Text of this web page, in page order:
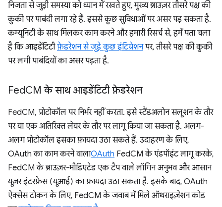
निजता से जुड़ी समस्या को ध्यान में रखते हुए, मुख्य ब्राउज़र तीसरे पक्ष की
कुकी पर पाबंदी लगा रहे हैं. इससे कुछ सुविधाओं पर असर पड़ सकता है.
कम्यूनिटी के साथ मिलकर काम करने और हमारी रिसर्च से, हमें पता चला
है कि आइडेंटिटीफ़ेडरेशन से जुड़े कुछ इंटिग्रेशनपर, तीसरे पक्ष की कुकी
पर लगी पाबंदियों का असर पड़ता है.
FedCM के साथ आइडेंटिटी फ़ेडरेशन
FedCM, प्रोटोकॉल पर निर्भर नहीं करता. इसे स्टैंडअलोन सलूशन के तौर
पर या एक अतिरिक्त लेयर के तौर पर लागू किया जा सकता है. अलग-
अलग प्रोटोकॉल इसका फ़ायदा उठा सकते हैं. उदाहरण के लिए,
OAuth का काम करने वालाOAuth FedCM के एंडपॉइंट लागू करके,
FedCM के ब्राउज़र-मीडिएटेड एक टैप वाले लॉगिन अनुभव और आसान
यूज़र इंटरफ़ेस (यूआई) का फ़ायदा उठा सकता है. इसके बाद, OAuth
ऐक्सेस टोकन के लिए, FedCM के जवाब में मिले ऑथराइज़ेशन कोड